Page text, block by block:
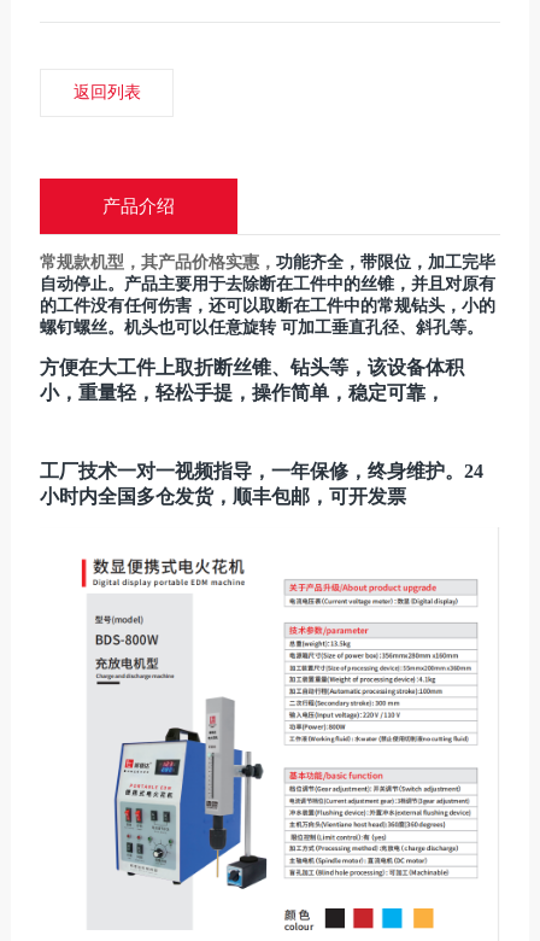
返回列表
产品介绍
常规款机型，其产品价格实惠， 功能齐全，带限位，加工完毕
自动停止。产品主要用于去除断在工件中的丝锥，并且对原有
的工件没有任何伤害，还可以取断在工件中的常规钻头，小的
螺钉螺丝。机头也可以任意旋转 可加工垂直孔径、斜孔等。
方便在大工件上取折断丝锥、钻头等，该设备体积
小，重量轻，轻松手提，操作简单，稳定可靠，
工厂技术一对一视频指导，一年保修，终身维护。24
小时内全国多仓发货，顺丰包邮，可开发票